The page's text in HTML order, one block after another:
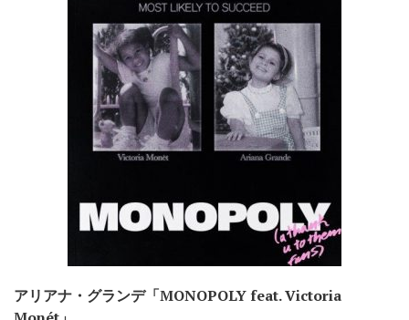
アリアナ・グランデ「MONOPOLY feat. Victoria